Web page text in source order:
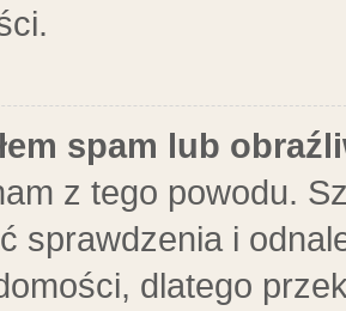
spam lub
z tego powodu.
sprawdzenia i
dlatego